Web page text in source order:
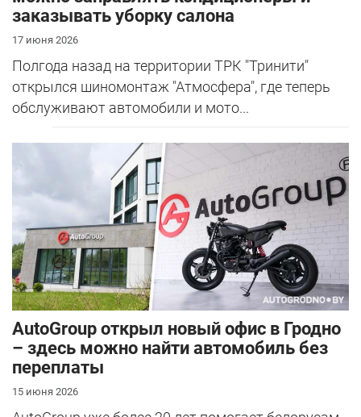
заказывать уборку салона
17 июня 2026
Полгода назад на территории ТРК "Тринити"
открылся шиномонтаж "Атмосфера", где теперь
обслуживают автомобили и мото...
AutoGroup открыл новый офис в Гродно
– здесь можно найти автомобиль без
переплаты
15 июня 2026